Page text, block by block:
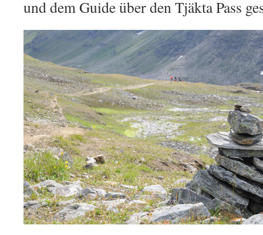
und dem Guide über den Tjäkta Pass